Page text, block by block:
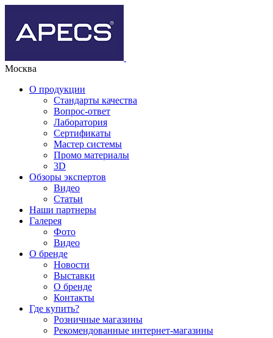
Москва
О продукции
Стандарты качества
Вопрос-ответ
Лаборатория
Сертификаты
Мастер системы
Промо материалы
3D
Обзоры экспертов
Видео
Статьи
Наши партнеры
Галерея
Фото
Видео
О бренде
Новости
Выставки
О бренде
Контакты
Где купить?
Розничные магазины
Рекомендованные интернет-магазины